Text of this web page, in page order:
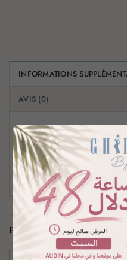
INFORMATIONS
AVIS (0)
TAILLE
1 (36 – 38 –
– 46 – 48)
PRODUITS SIMILAIRES